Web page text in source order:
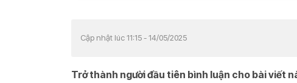
Cập nhật lúc 11:15 - 14/05/2025
Trở thành người đầu tiên bình luận cho bài viết